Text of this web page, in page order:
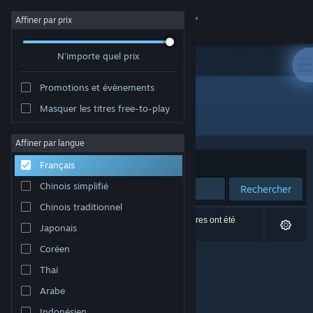
Se connecter
Magasin
À propos
Support
Changer la langue
Télécharger l'application mobile Steam
Voir version ordi. du site
Affiner par prix
N'importe quel prix
Promotions et évènements
Masquer les titres free-to-play
Affiner par langue
Français
Chinois simplifié
Chinois traditionnel
Japonais
Coréen
Thaï
Arabe
Développement : Ironworks Games
Trier par Pertinence
Rechercher
0 résultats correspondent à votre recherche. 2 titres ont été
exclus selon vos préférences.